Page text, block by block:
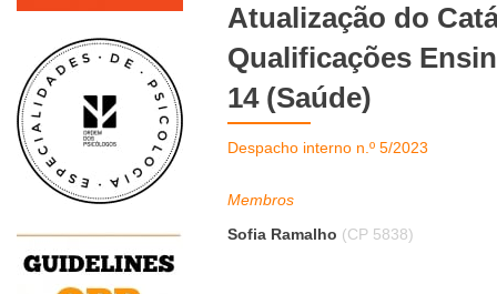
Atualização do
Qualificações
14 (Saúde)
Despacho interno n.º 5/2023
Membros
Sofia Ramalho (CP 5838)